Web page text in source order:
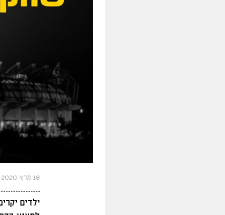
18 מרץ 2020
ילדים